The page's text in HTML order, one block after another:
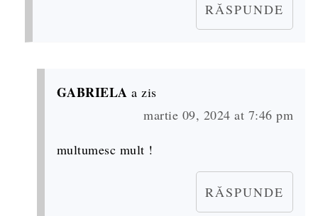
RĂSPUNDE
GABRIELA a zis
martie 09, 2024 at 7:46 pm
multumesc mult !
RĂSPUNDE